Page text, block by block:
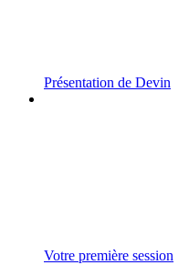
Présentation de Devin
Votre première session